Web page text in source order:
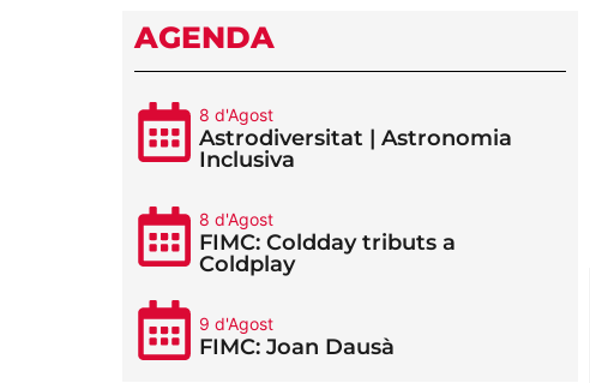
AGENDA
8 d'Agost
Astrodiversitat | Astronomia
Inclusiva
8 d'Agost
FIMC: Coldday tributs a
Coldplay
9 d'Agost
FIMC: Joan Dausà